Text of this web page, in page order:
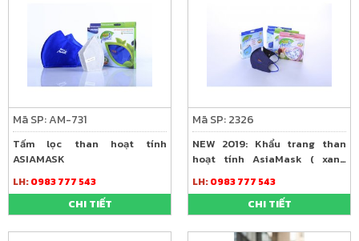
Mã SP: AM-731
Tấm lọc than hoạt tính
ASIAMASK
LH:0983 777 543
CHI TIẾT
Mã SP: 2326
NEW 2019: Khẩu trang than
hoạt tính AsiaMask ( xanh
LH:0983 777 543
CHI TIẾT